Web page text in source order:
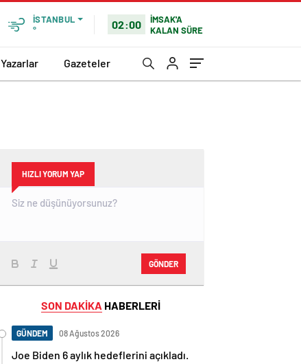
İSTANBUL
°
02:00
İMSAK'A
KALAN SÜRE
Yazarlar Gazeteler
HIZLI YORUM YAP
GÖNDER
SON DAKİKA HABERLERİ
GÜNDEM 08 Ağustos 2026
Joe Biden 6 aylık hedeflerini açıkladı.